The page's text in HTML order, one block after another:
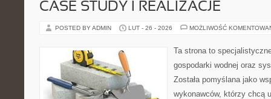
CASE STUDY I REALIZACJE
POSTED BY ADMIN LUT - 26 - 2026 MOŻLIWOŚĆ
Ta strona to
gospodarki wodnej oraz
Została pomyślana jako
wykonawców, którzy chcą